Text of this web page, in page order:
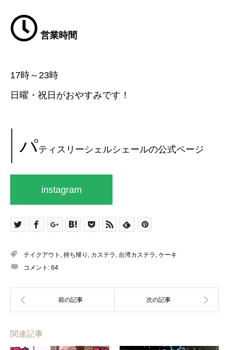
営業時間
17時～23時
日曜・祝日がおやすみです！
パティスリーシェルシェールの公式ページ
instagram
テイクアウト 持ち帰り カステラ 台湾カステラ ケーキ
コメント: 64
関連記事